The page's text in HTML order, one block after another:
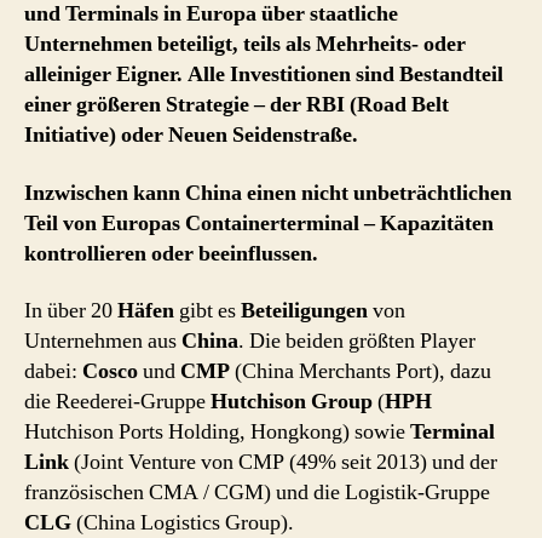
und Terminals in Europa über staatliche
Unternehmen beteiligt, teils als Mehrheits- oder
alleiniger Eigner. Alle Investitionen sind Bestandteil
einer größeren Strategie – der RBI (Road Belt
Initiative) oder Neuen Seidenstraße.
Inzwischen kann China einen nicht unbeträchtlichen
Teil von Europas Containerterminal – Kapazitäten
kontrollieren oder beeinflussen.
In über 20Häfen gibt esBeteiligungenvon
Unternehmen aus China. Die beiden größten Player
dabei: Coscound CMP(China Merchants Port), dazu
die Reederei-GruppeHutchison Group(HPH
Hutchison Ports Holding, Hongkong) sowieTerminal
Link(Joint Venture von CMP (49% seit 2013) und der
französischen CMA / CGM) und die Logistik-Gruppe
CLG(China Logistics Group).